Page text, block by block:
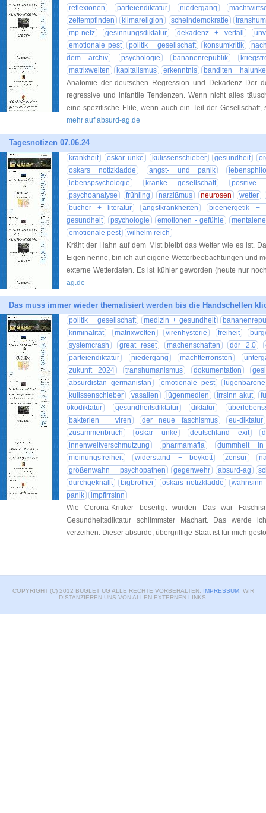
reflexionen
parteiendiktatur niedergang
zeitempfinden
klimareligion scheindemokratie
mp-netz
gesinnungsdiktatur dekadenz + verfall
emotionale pest
politik + gesellschaft konsumkritik
dem archiv
psychologie bananenrepublik
matrixwelten
kapitalismus erkenntnis
banditen +
Anatomie der deutschen Regression und Dekadenz Der
regressive und infantile Tendenzen. Wenn nicht alles
eine spezifische Elite, wenn auch ein Teil der
mehr auf absurd-ag.de
Tagesnotizen 07.06.24
krankheit oskar unke kulissenschieber gesundheit
oskars notizkladde
angst- und panik
lebenspsychologie
kranke gesellschaft
positive
psychoanalyse
frühling narzißmus neurosen
wetter
bücher + literatur
angstkrankheiten
bioenergetik +
gesundheit
psychologie emotionen - gefühle
emotionale pest
wilhelm reich
Kräht der Hahn auf dem Mist bleibt das Wetter wie es ist.
Eigen nenne, bin ich auf eigene Wetterbeobachtungen und
externe Wetterdaten. Es ist kühler geworden (heute nur
ag.de
Das muss immer wieder thematisiert werden bis die Handschellen
politik + gesellschaft medizin + gesundheit
kriminalität
matrixwelten virenhysterie freiheit
systemcrash
great reset machenschaften ddr 2.0
parteiendiktatur
niedergang machtterroristen
zukunft 2024
transhumanismus dokumentation
absurdistan germanistan
emotionale pest
lügenbarone
kulissenschieber
vasallen lügenmedien irrsinn akut
ökodiktatur
gesundheitsdiktatur diktatur
bakterien + viren
der neue faschismus
eu-diktatur
zusammenbruch
oskar unke deutschland exit
innenweltverschmutzung
pharmamafia
dummheit in
meinungsfreiheit
widerstand + boykott zensur
größenwahn + psychopathen
gegenwehr absurd-ag
durchgeknallt
bigbrother oskars notizkladde
wahnsinn
panik
impfirrsinn
Wie Corona-Kritiker beseitigt wurden Das war
Gesundheitsdiktatur schlimmster Machart. Das werde
verzeihen. Dieser absurde, übergriffige Staat ist für mich
COPYRIGHT (C) 2012 BUGLET UG ALLE RECHTE VORBEHALTEN. IMPRESSUM. WIR
DISTANZIEREN UNS VON ALLEN EXTERNEN LINKS.